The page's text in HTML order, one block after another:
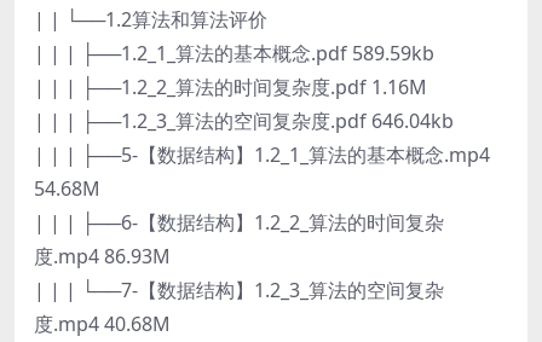
| | └──1.2算法和算法评价
| | | ├──1.2_1_算法的基本概念.pdf 589.59kb
| | | ├──1.2_2_算法的时间复杂度.pdf 1.16M
| | | ├──1.2_3_算法的空间复杂度.pdf 646.04kb
| | | ├──5-【数据结构】1.2_1_算法的基本概念.mp4
54.68M
| | | ├──6-【数据结构】1.2_2_算法的时间复杂
度.mp4 86.93M
| | | └──7-【数据结构】1.2_3_算法的空间复杂
度.mp4 40.68M